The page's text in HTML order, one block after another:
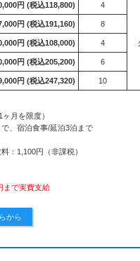
円 (税込118,800) 4
円 (税込191,160) 8
円 (税込108,000) 4
円 (税込205,200) 6
円 (税込247,320) 10
月を限度）
、宿泊食事/延泊3泊まで
：1,100円（非課税）
まで実費支給
から